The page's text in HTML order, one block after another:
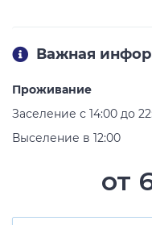
от
Важная
Проживание
Заселение с 14:00 до
Выселение в 12:00